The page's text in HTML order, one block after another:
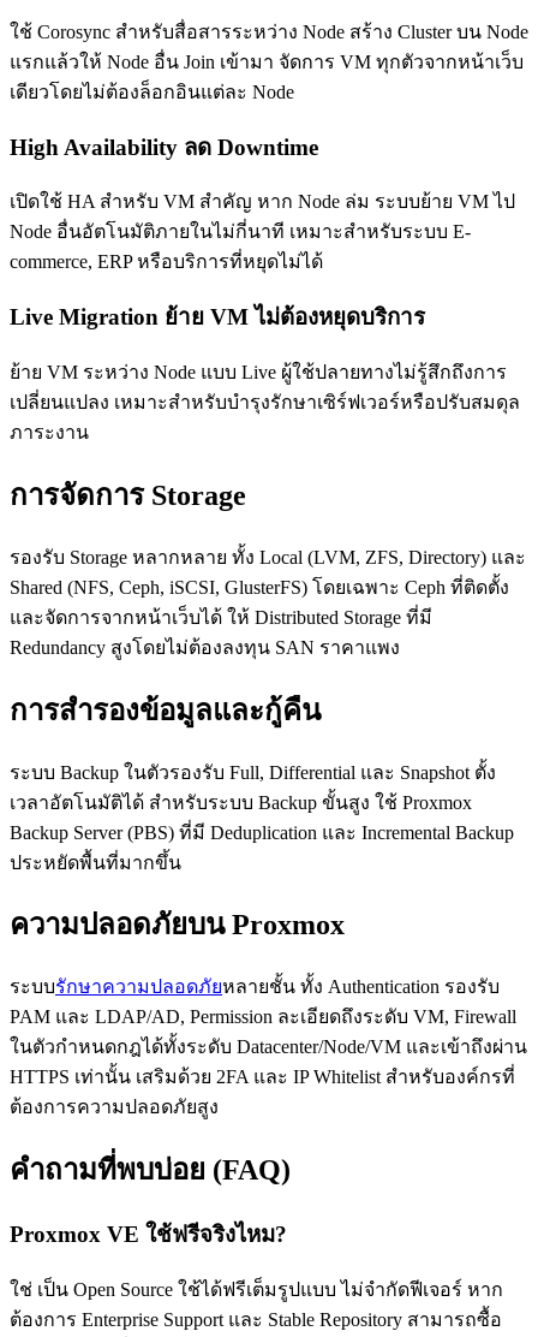
ใช้ Corosync สำหรับสื่อสารระหว่าง Node สร้าง Cluster บน Node
แรกแล้วให้ Node อื่น Join เข้ามา จัดการ VM ทุกตัวจากหน้าเว็บ
เดียวโดยไม่ต้องล็อกอินแต่ละ Node
High Availability ลด Downtime
เปิดใช้ HA สำหรับ VM สำคัญ หาก Node ล่ม ระบบย้าย VM ไป
Node อื่นอัตโนมัติภายในไม่กี่นาที เหมาะสำหรับระบบ E-
commerce, ERP หรือบริการที่หยุดไม่ได้
Live Migration ย้าย VM ไม่ต้องหยุดบริการ
ย้าย VM ระหว่าง Node แบบ Live ผู้ใช้ปลายทางไม่รู้สึกถึงการ
เปลี่ยนแปลง เหมาะสำหรับบำรุงรักษาเซิร์ฟเวอร์หรือปรับสมดุล
ภาระงาน
การจัดการ Storage
รองรับ Storage หลากหลาย ทั้ง Local (LVM, ZFS, Directory) และ
Shared (NFS, Ceph, iSCSI, GlusterFS) โดยเฉพาะ Ceph ที่ติดตั้ง
และจัดการจากหน้าเว็บได้ ให้ Distributed Storage ที่มี
Redundancy สูงโดยไม่ต้องลงทุน SAN ราคาแพง
การสำรองข้อมูลและกู้คืน
ระบบ Backup ในตัวรองรับ Full, Differential และ Snapshot ตั้ง
เวลาอัตโนมัติได้ สำหรับระบบ Backup ขั้นสูง ใช้ Proxmox
Backup Server (PBS) ที่มี Deduplication และ Incremental Backup
ประหยัดพื้นที่มากขึ้น
ความปลอดภัยบน Proxmox
ระบบรักษาความปลอดภัยหลายชั้น ทั้ง Authentication รองรับ
PAM และ LDAP/AD, Permission ละเอียดถึงระดับ VM, Firewall
ในตัวกำหนดกฎได้ทั้งระดับ Datacenter/Node/VM และเข้าถึงผ่าน
HTTPS เท่านั้น เสริมด้วย 2FA และ IP Whitelist สำหรับองค์กรที่
ต้องการความปลอดภัยสูง
คำถามที่พบบ่อย (FAQ)
Proxmox VE ใช้ฟรีจริงไหม?
ใช่ เป็น Open Source ใช้ได้ฟรีเต็มรูปแบบ ไม่จำกัดฟีเจอร์ หาก
ต้องการ Enterprise Support และ Stable Repository สามารถซื้อ